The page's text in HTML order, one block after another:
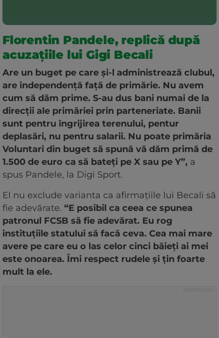
Florentin Pandele, replică după
acuzațiile lui Gigi Becali
Are un buget pe care şi-l administrează clubul,
are independenţă faţă de primărie. Nu avem
cum să dăm prime. S-au dus bani numai de la
direcţii ale primăriei prin parteneriate. Banii
sunt pentru îngrijirea terenului, pentur
deplasări, nu pentru salarii. Nu poate primăria
Voluntari din buget să spună vă dăm primă de
1.500 de euro ca să bateţi pe X sau pe Y”, a
spus Pandele, la Digi Sport.
El nu exclude varianta ca afirmaţiile lui Becali să
fie adevărate. “E posibil ca ceea ce spunea
patronul FCSB să fie adevărat. Eu rog
instituţiile statului să facă ceva. Cea mai mare
avere pe care eu o las celor cinci băieţi ai mei
este onoarea. Îmi respect rudele şi ţin foarte
mult la ele.